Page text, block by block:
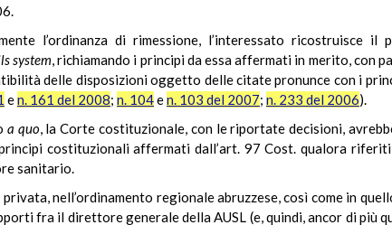
l’ordinanza di rimessione, l’interessato ricostruisce il
system, richiamando i principi da essa affermati in merito, con
delle disposizioni oggetto delle citate pronunce con i
en. 161 del 2008; n. 104en. 103 del 2007; n. 233 del 2006).
a quo, la Corte costituzionale, con le riportate decisioni,
costituzionali affermati dall’art. 97 Cost. qualora
sanitario.
nell’ordinamento regionale abruzzese, così come in
fra il direttore generale della AUSL (e, quindi, ancor di più